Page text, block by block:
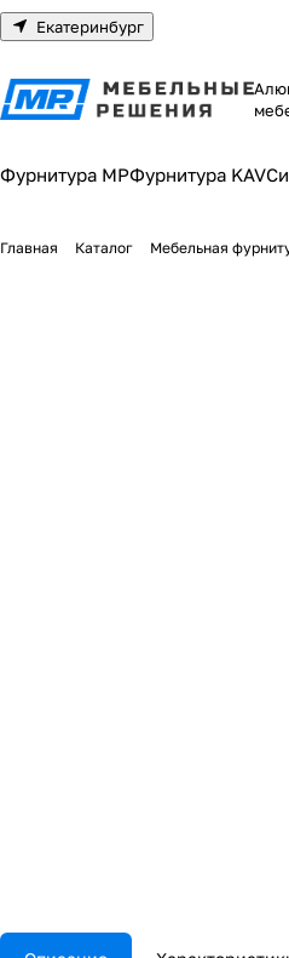
Екатеринбург
Фурнитура МРФурнитура KAV
Главная Каталог Мебельная